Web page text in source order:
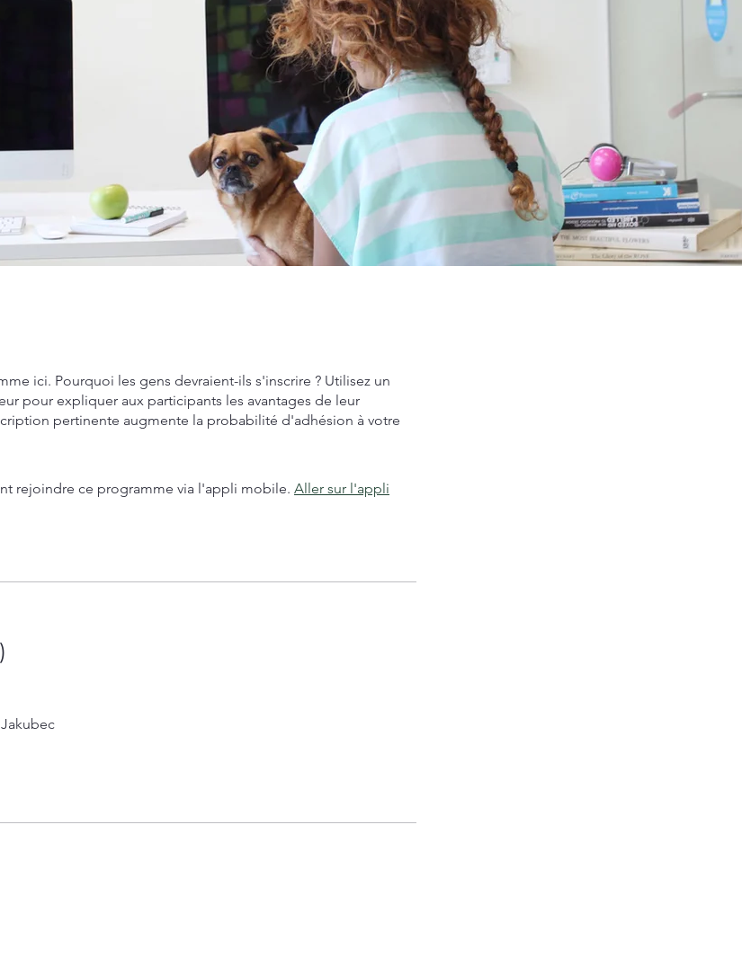
ici. Pourquoi les gens devraient-ils s'inscrire ? Utilisez un
pour expliquer aux participants les avantages de leur
pertinente augmente la probabilité d'adhésion à votre
rejoindre ce programme via l'appli mobile. Aller sur l'appli